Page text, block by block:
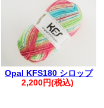
ご注文
。.。:+* ゜
弊社からの
迷惑
Opal KFS180 シロップ
2,200円(税込)